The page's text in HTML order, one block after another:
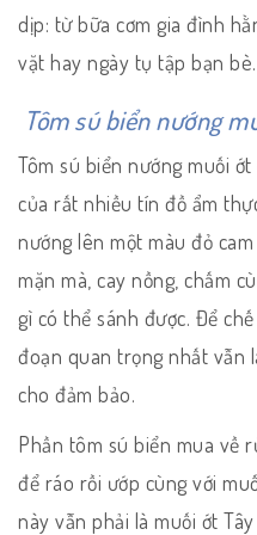
dịp: từ bữa cơm gia đình
vặt hay ngày tụ tập bạn bè.
Tôm sú biển nướng
Tôm sú biển nướng muối
của rất nhiều tín đồ ẩm
nướng lên một màu đỏ
mặn mà, cay nồng, chấm
gì có thể sánh được. Để
đoạn quan trọng nhất vẫn
cho đảm bảo.
Phần tôm sú biển mua về
để ráo rồi ướp cùng với
này vẫn phải là muối ớt